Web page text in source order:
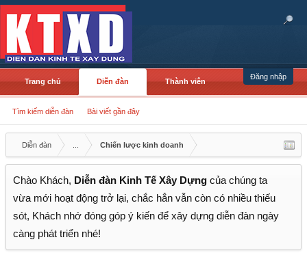
Đăng nhập
Trang chủ Diễn đàn
Tìm kiếm diễn đàn Bài viết gần đây
Thành viên
Diễn đàn Chiến lược kinh doanh
Chào Khách, Diễn đàn Kinh Tế Xây Dựng của chúng ta
vừa mới hoạt động trở lại, chắc hẳn vẫn còn có nhiều thiếu
sót, Khách nhớ đóng góp ý kiến để xây dựng diễn đàn ngày
càng phát triển nhé!